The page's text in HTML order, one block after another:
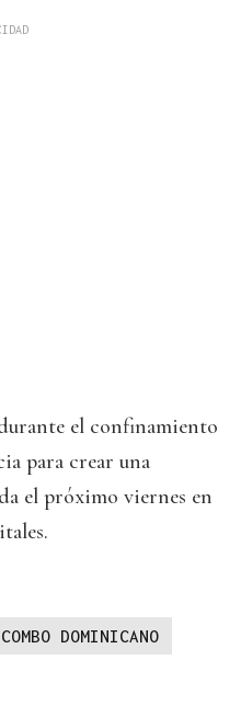
el confinamiento
para crear una
el próximo viernes en
DOMINICANO